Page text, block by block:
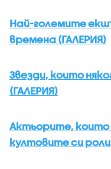
Най-големите
времена (ГАЛЕРИЯ)
Звезди, които
(ГАЛЕРИЯ)
Актьорите,
култовите си роли